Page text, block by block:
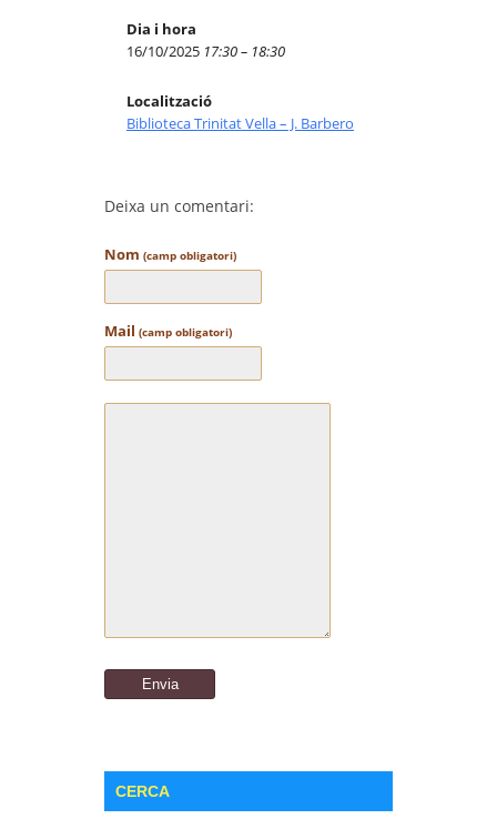
Dia i hora
16/10/2025 17:30 – 18:30
Localització
Biblioteca Trinitat Vella – J. Barbero
Deixa un comentari:
Nom (camp obligatori)
Mail (camp obligatori)
CERCA